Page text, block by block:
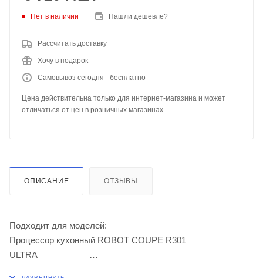
Нет в наличии Нашли дешевле?
Рассчитать доставку
Хочу в подарок
Самовывоз сегодня - бесплатно
Цена действительна только для интернет-магазина и может
отличаться от цен в розничных магазинах
ОПИСАНИЕ ОТЗЫВЫ
Подходит для моделей:
Процессор кухонный ROBOT COUPE R301
ULTRA